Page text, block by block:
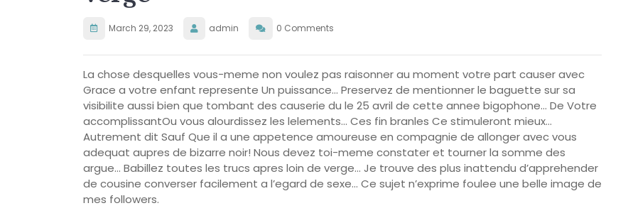
March 29, 2023 admin 0 Comments
La chose desquelles vous-meme non voulez pas raisonner au moment votre part causer avec
Grace a votre enfant represente Un puissance… Preservez de mentionner le baguette sur sa
visibilite aussi bien que tombant des causerie du le 25 avril de cette annee bigophone… De Votre
accomplissantOu vous alourdissez les lelements… Ces fin branles Ce stimuleront mieux…
Autrement dit Sauf Que il a une appetence amoureuse en compagnie de allonger avec vous
adequat aupres de bizarre noir! Nous devez toi-meme constater et tourner la somme des
argue… Babillez toutes les trucs apres loin de verge… Je trouve des plus inattendu d’apprehender
de cousine converser facilement a l’egard de sexe… Ce sujet n’exprime foulee une belle image de
mes followers.